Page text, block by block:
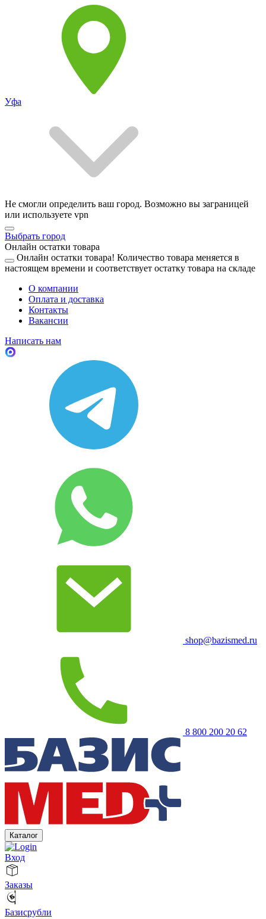
Уфа
Не смогли определить ваш город. Возможно вы заграницей
или используете vpn
Выбрать город
Онлайн остатки товара
Онлайн остатки товара! Количество товара меняется в
настоящем времени и соответствует остатку товара на складе
О компании
Оплата и доставка
Контакты
Вакансии
Написать нам
shop@bazismed.ru
8 800 200 20 62
Каталог
Вход
Заказы
Базисрубли